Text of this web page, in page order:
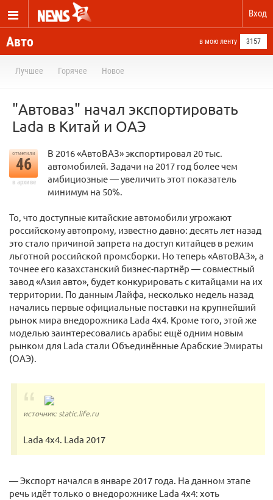
Вход
Авто в мою ленту 3157
Лучшее Горячее Новое
"Автоваз" начал экспортировать
Lada в Китай и ОАЭ
отметили
46
в архиве
В 2016 «АвтоВАЗ» экспортировал 20 тыс.
автомобилей. Задачи на 2017 год более чем
амбициозные — увеличить этот показатель
минимум на 50%.
То, что доступные китайские автомобили угрожают
российскому автопрому, известно давно: десять лет назад
это стало причиной запрета на доступ китайцев в режим
льготной российской промсборки. Но теперь «АвтоВАЗ», а
точнее его казахстанский бизнес-партнёр — совместный
завод «Азия авто», будет конкурировать с китайцами на их
территории. По данным Лайфа, несколько недель назад
начались первые официальные поставки на крупнейший
рынок мира внедорожника Lada 4x4. Кроме того, этой же
моделью заинтересовались арабы: ещё одним новым
рынком для Lada стали Объединённые Арабские Эмираты
(ОАЭ).
источник: static.life.ru
Lada 4x4. Lada 2017
— Экспорт начался в январе 2017 года. На данном этапе
речь идёт только о внедорожнике Lada 4x4: хоть